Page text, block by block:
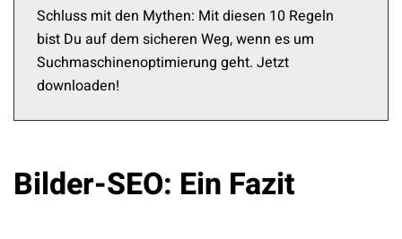
Schluss mit den Mythen: Mit diesen 10 Regeln
bist Du auf dem sicheren Weg, wenn es um
Suchmaschinenoptimierung geht. Jetzt
downloaden!
Bilder-SEO: Ein Fazit